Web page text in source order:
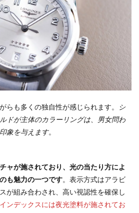
らも多くの独自性が感じられます。
シ
ドが主体のカラーリングは、男女問わ
象を与えます。
ャが施されており、光の当たり方によ
も魅力の一つです。表示方式はアラビ
が組み合わされ、高い視認性を確保し
ンデックスには夜光塗料が施されてお